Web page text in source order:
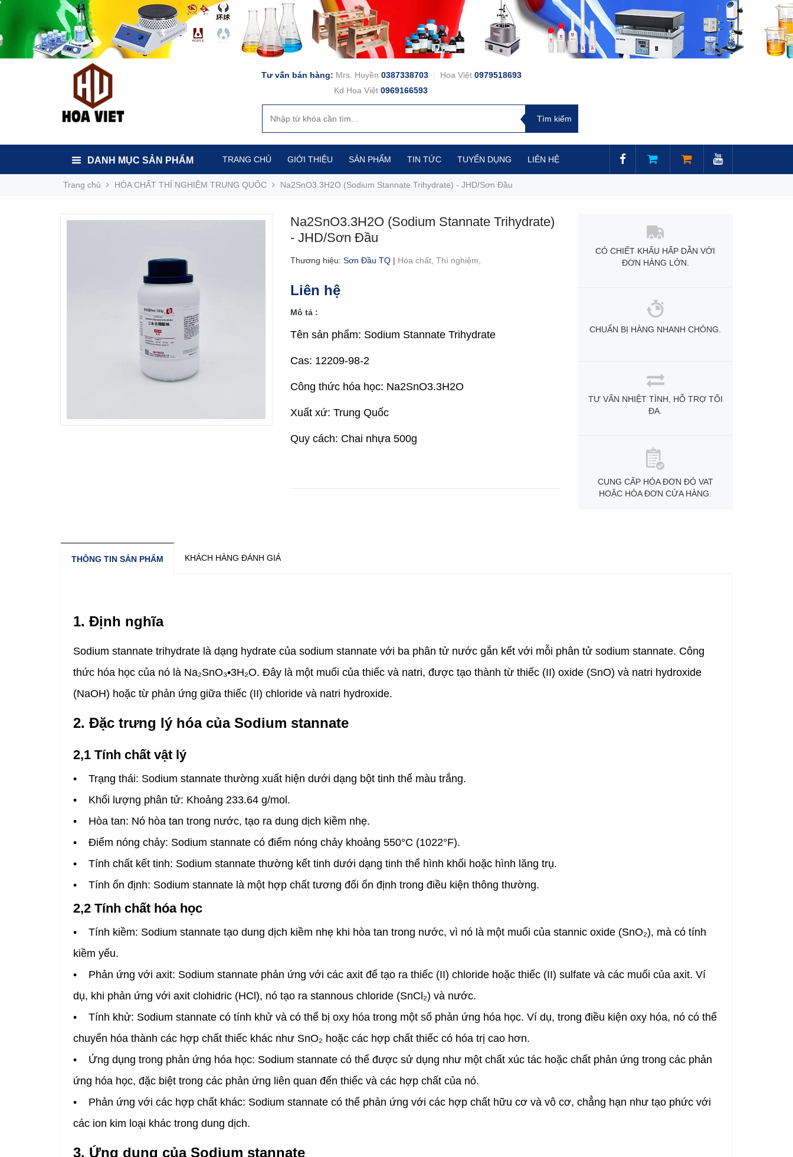
Tư vấn bán hàng: Mrs. Huyền 0387338703 Hoa Việt 0979518693
Kd Hoa Việt 0969166593
DANH MỤC SẢN PHẨM TRANG CHỦ GIỚI THIỆU SẢN PHẨM TIN TỨC TUYỂN DỤNG LIÊN HỆ
Trang chủ HÓA CHẤT THÍ NGHIỆM TRUNG QUỐC Na2SnO3.3H2O (Sodium Stannate Trihydrate) - JHD/Sơn Đầu
Na2SnO3.3H2O (Sodium Stannate Trihydrate)
- JHD/Sơn Đầu
Thương hiệu: Sơn Đầu TQ | Hóa chất, Thí nghiệm,
Liên hệ
Mô tả :
Tên sản phẩm: Sodium Stannate Trihydrate
Cas: 12209-98-2
Công thức hóa học: Na2SnO3.3H2O
Xuất xứ: Trung Quốc
Quy cách: Chai nhựa 500g
CÓ CHIẾT KHẤU HẤP DẪN VỚI
ĐƠN HÀNG LỚN.
CHUẨN BỊ HÀNG NHANH CHÓNG.
TƯ VẤN NHIỆT TÌNH, HỖ TRỢ TỐI
ĐA.
CUNG CẤP HÓA ĐƠN ĐỎ VAT
HOẶC HÓA ĐƠN CỬA HÀNG.
THÔNG TIN SẢN PHẨM KHÁCH HÀNG ĐÁNH GIÁ
1. Định nghĩa
Sodium stannate trihydrate là dạng hydrate của sodium stannate với ba phân tử nước gắn kết với mỗi phân tử sodium stannate. Công
thức hóa học của nó là Na₂SnO₃•3H₂O. Đây là một muối của thiếc và natri, được tạo thành từ thiếc (II) oxide (SnO) và natri hydroxide
(NaOH) hoặc từ phản ứng giữa thiếc (II) chloride và natri hydroxide.
2. Đặc trưng lý hóa của Sodium stannate
2,1 Tính chất vật lý
• Trạng thái: Sodium stannate thường xuất hiện dưới dạng bột tinh thể màu trắng.
• Khối lượng phân tử: Khoảng 233.64 g/mol.
• Hòa tan: Nó hòa tan trong nước, tạo ra dung dịch kiềm nhẹ.
• Điểm nóng chảy: Sodium stannate có điểm nóng chảy khoảng 550°C (1022°F).
• Tính chất kết tinh: Sodium stannate thường kết tinh dưới dạng tinh thể hình khối hoặc hình lăng trụ.
• Tính ổn định: Sodium stannate là một hợp chất tương đối ổn định trong điều kiện thông thường.
2,2 Tính chất hóa học
• Tính kiềm: Sodium stannate tạo dung dịch kiềm nhẹ khi hòa tan trong nước, vì nó là một muối của stannic oxide (SnO₂), mà có tính
kiềm yếu.
• Phản ứng với axit: Sodium stannate phản ứng với các axit để tạo ra thiếc (II) chloride hoặc thiếc (II) sulfate và các muối của axit. Ví
dụ, khi phản ứng với axit clohidric (HCl), nó tạo ra stannous chloride (SnCl₂) và nước.
• Tính khử: Sodium stannate có tính khử và có thể bị oxy hóa trong một số phản ứng hóa học. Ví dụ, trong điều kiện oxy hóa, nó có thể
chuyển hóa thành các hợp chất thiếc khác như SnO₂ hoặc các hợp chất thiếc có hóa trị cao hơn.
• Ứng dụng trong phản ứng hóa học: Sodium stannate có thể được sử dụng như một chất xúc tác hoặc chất phản ứng trong các phản
ứng hóa học, đặc biệt trong các phản ứng liên quan đến thiếc và các hợp chất của nó.
• Phản ứng với các hợp chất khác: Sodium stannate có thể phản ứng với các hợp chất hữu cơ và vô cơ, chẳng hạn như tạo phức với
các ion kim loại khác trong dung dịch.
3. Ứng dụng của Sodium stannate